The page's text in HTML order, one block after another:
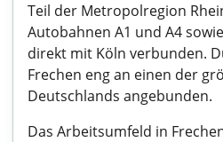
Teil der Metropolregion
Autobahnen A1 und A4
direkt mit Köln verbunden.
Frechen eng an einen der
Deutschlands angebunden.
Das Arbeitsumfeld in